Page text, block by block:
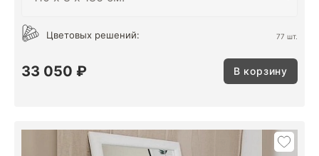
Цветовых решений: 77 шт.
33 050 ₽ В корзину